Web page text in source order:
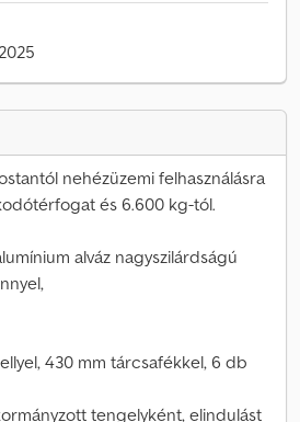
nehézüzemi felhasználásra
és 6.600 kg-tól.
alváz nagyszilárdságú
430 mm tárcsafékkel, 6 db
tengelyként, elindulást